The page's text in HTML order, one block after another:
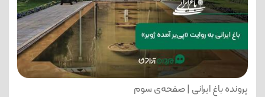
پرونده باغ ایرانی | صفحه‌ی سوم